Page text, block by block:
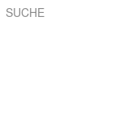
SUCHE